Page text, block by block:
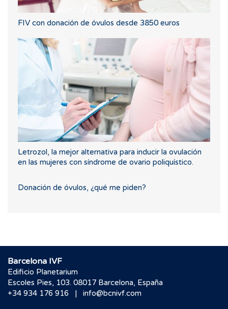
FIV con donación de óvulos desde 3850 euros
Letrozol, la mejor alternativa para inducir la ovulación
en las mujeres con síndrome de ovario poliquístico.
Donación de óvulos, ¿qué me piden?
Barcelona IVF
Edificio Planetarium
Escoles Pies, 103. 08017 Barcelona, España
+34 934 176 916
| info@bcnivf.com